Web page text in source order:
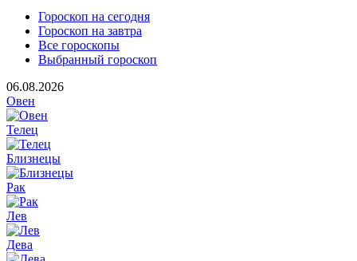
Гороскоп на сегодня
Гороскоп на завтра
Все гороскопы
Выбранный гороскоп
06.08.2026
Овен
Телец
Близнецы
Рак
Лев
Дева